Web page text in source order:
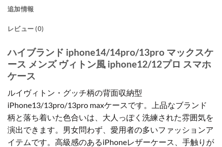
追加情報
レビュー (0)
ハイブランド iphone14/14pro/13pro マックスケ
ース メンズ ヴィトン風 iphone12/12プロ スマホ
ケース
ルイヴィトン・グッチ柄の背面収納型
iPhone13/13pro/13pro maxケースです。上品なブランド
柄と落ち着いた色合いは、大人っぽく洗練された雰囲気を
演出できます。男女問わず、愛用者の多いファッションア
イテムです。高級感のあるiPhoneレザーケース、手触りが